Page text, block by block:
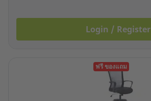
Login / Register
ฟรี ของแถม